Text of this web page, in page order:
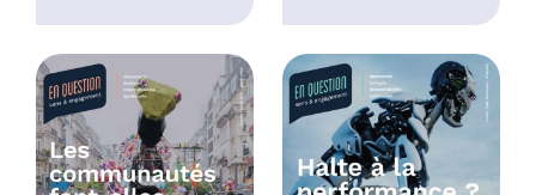
g
e
d
e
p
r
a
g
e
d
p